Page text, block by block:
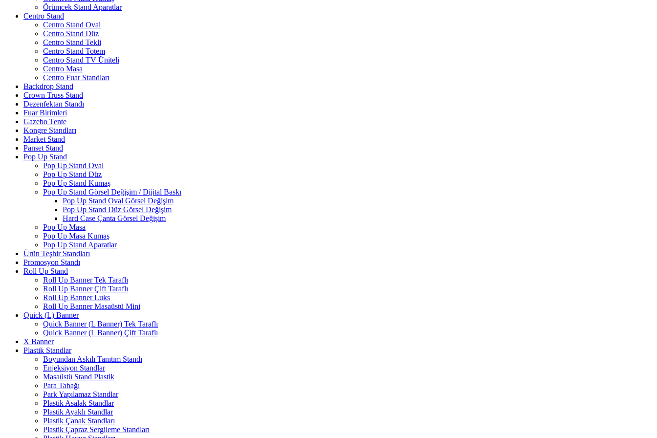
Örümcek Stand Aparatlar
Centro Stand
Centro Stand Oval
Centro Stand Düz
Centro Stand Tekli
Centro Stand Totem
Centro Stand TV Üniteli
Centro Masa
Centro Fuar Standları
Backdrop Stand
Crown Truss Stand
Dezenfektan Standı
Fuar Birimleri
Gazebo Tente
Kongre Standları
Market Stand
Panset Stand
Pop Up Stand
Pop Up Stand Oval
Pop Up Stand Düz
Pop Up Stand Kumaş
Pop Up Stand Görsel Değişim / Dijital Baskı
Pop Up Stand Oval Görsel Değişim
Pop Up Stand Düz Görsel Değişim
Hard Case Çanta Görsel Değişim
Pop Up Masa
Pop Up Masa Kumaş
Pop Up Stand Aparatlar
Ürün Teşhir Standları
Promosyon Standı
Roll Up Stand
Roll Up Banner Tek Taraflı
Roll Up Banner Çift Taraflı
Roll Up Banner Luks
Roll Up Banner Masaüstü Mini
Quick (L) Banner
Quick Banner (L Banner) Tek Taraflı
Quick Banner (L Banner) Çift Taraflı
X Banner
Plastik Standlar
Boyundan Askılı Tanıtım Standı
Enjeksiyon Standlar
Masaüstü Stand Plastik
Para Tabağı
Park Yapılamaz Standlar
Plastik Asalak Standlar
Plastik Ayaklı Standlar
Plastik Çanak Standları
Plastik Çapraz Sergileme Standları